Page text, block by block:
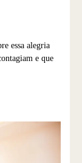
essa alegria
e que